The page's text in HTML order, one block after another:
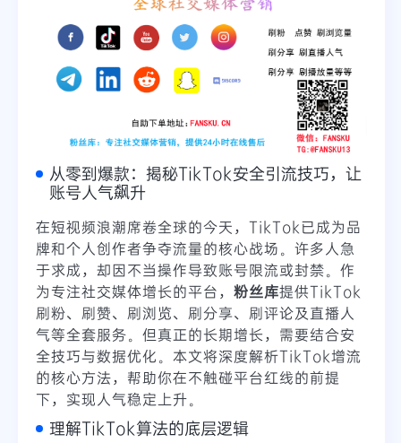
从零到爆款：揭秘TikTok安全引流技巧，让
账号人气飙升
在短视频浪潮席卷全球的今天，TikTok已成为品
牌和个人创作者争夺流量的核心战场。许多人急
于求成，却因不当操作导致账号限流或封禁。作
为专注社交媒体增长的平台， 粉丝库提供TikTok
刷粉、刷赞、刷浏览、刷分享、刷评论及直播人
气等全套服务。但真正的长期增长，需要结合安
全技巧与数据优化。本文将深度解析TikTok增流
的核心方法，帮助你在不触碰平台红线的前提
下，实现人气稳定上升。
理解TikTok算法的底层逻辑